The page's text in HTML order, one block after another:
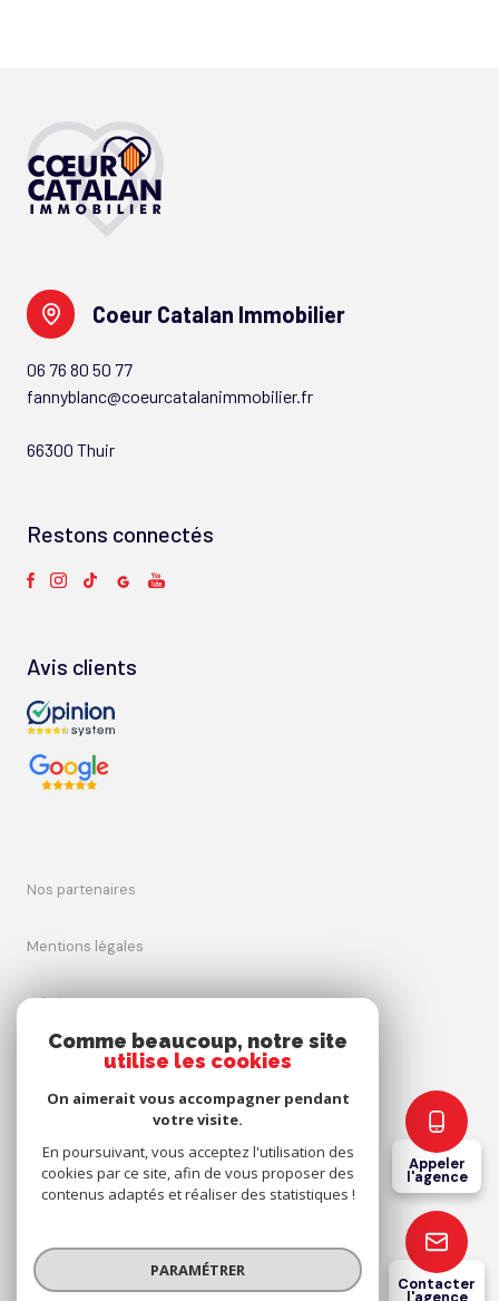
Appeler
l'agence
Contacter
l'agence
Coeur Catalan Immobilier
06 76 80 50 77
fannyblanc@coeurcatalanimmobilier.fr
66300 Thuir
Restons connectés
Avis clients
nos partenaires
mentions légales
admin
nos honoraires
cookies
© 2026 | Tous droits réservés
Comme beaucoup, notre site
utilise les cookies
On aimerait vous accompagner pendant
votre visite.
En poursuivant, vous acceptez l'utilisation des
cookies par ce site, afin de vous proposer des
contenus adaptés et réaliser des statistiques !
PARAMÉTRER